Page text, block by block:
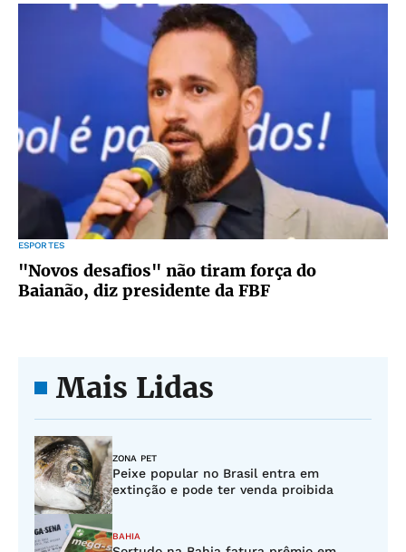
ESPORTES
"Novos desafios" não tiram força do
Baianão, diz presidente da FBF
Mais Lidas
ZONA PET
Peixe popular no Brasil entra em
extinção e pode ter venda proibida
BAHIA